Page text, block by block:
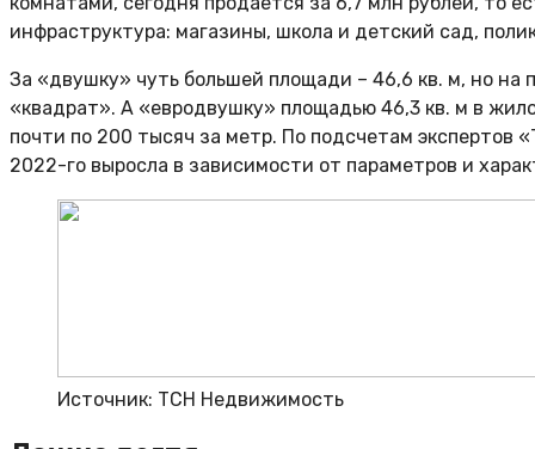
инфраструктура: магазины, школа и детский сад,
За «двушку» чуть большей площади – 46,6 кв. м, но на
«квадрат». А «евродвушку» площадью 46,3 кв. м в
почти по 200 тысяч за метр. По подсчетам
2022-го выросла в зависимости от параметров и
Источник: ТСН Недвижимость